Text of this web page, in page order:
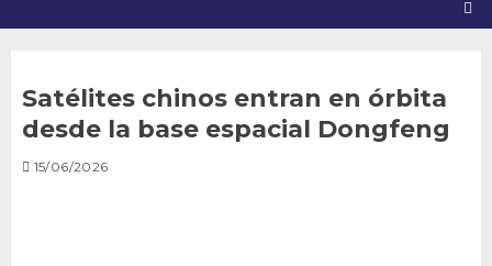
Satélites chinos entran en órbita
desde la base espacial Dongfeng
15/06/2026